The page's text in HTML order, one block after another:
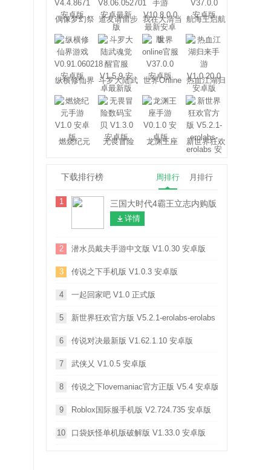
偶像梦幻祭 道友请留步 我在大清当
皇帝
航海王启航
纵横修仙界 斗罗大陆武
魂觉醒
世界Online 热血江湖归
来
燃烧纪元 无畏冒险 龙渊王座 新世界狂欢
下载排行榜 周排行 月排行
1 三国大时代4霸王立志内购版 V1.90 安卓最
详情
2 潜水员戴夫手游中文版 V1.0.30 安卓版
3 传说之下手机版 V1.0.3 安卓版
4 一起回家吧 V1.0 正式版
5 新世界狂欢官方版 V5.2.1-erolabs-erolabs 安卓版
6 传说对决最新版 V1.62.1.10 安卓版
7 武侠乂 V1.0.5 安卓版
8 传说之下lovemaniac官方正版 V5.4 安卓版
9 Roblox国际服手机版 V2.724.735 安卓版
10 口袋妖怪单机版破解版 V1.33.0 安卓版